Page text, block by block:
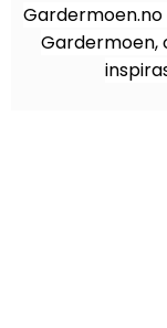
Gardermoen,